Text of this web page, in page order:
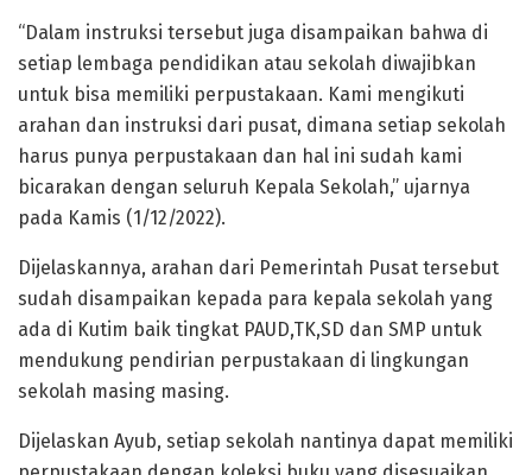
“Dalam instruksi tersebut juga disampaikan bahwa di
setiap lembaga pendidikan atau sekolah diwajibkan
untuk bisa memiliki perpustakaan. Kami mengikuti
arahan dan instruksi dari pusat, dimana setiap sekolah
harus punya perpustakaan dan hal ini sudah kami
bicarakan dengan seluruh Kepala Sekolah,” ujarnya
pada Kamis (1/12/2022).
Dijelaskannya, arahan dari Pemerintah Pusat tersebut
sudah disampaikan kepada para kepala sekolah yang
ada di Kutim baik tingkat PAUD,TK,SD dan SMP untuk
mendukung pendirian perpustakaan di lingkungan
sekolah masing masing.
Dijelaskan Ayub, setiap sekolah nantinya dapat memiliki